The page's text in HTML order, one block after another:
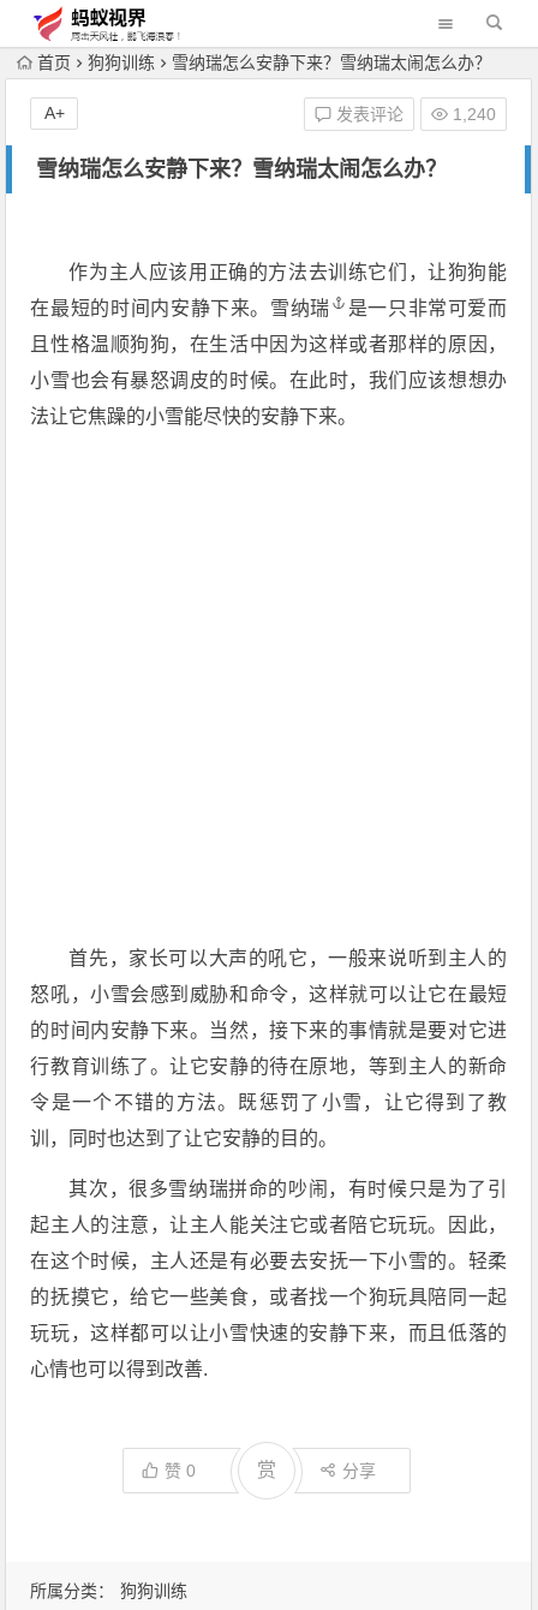
首页 狗狗训练 雪纳瑞怎么安静下来？雪纳瑞太闹怎么办？
雪纳瑞怎么安静下来？雪纳瑞太闹怎么办？
发表评论 1,240
A+
所属分类： 狗狗训练
作为主人应该用正确的方法去训练它们，让狗狗能
在最短的时间内安静下来。 雪纳瑞
是一只非常可爱而
且性格温顺狗狗，在生活中因为这样或者那样的原因，
小雪也会有暴怒调皮的时候。在此时，我们应该想想办
法让它焦躁的小雪能尽快的安静下来。
首先，家长可以大声的吼它，一般来说听到主人的
怒吼，小雪会感到威胁和命令，这样就可以让它在最短
的时间内安静下来。当然，接下来的事情就是要对它进
行教育训练了。让它安静的待在原地，等到主人的新命
令是一个不错的方法。既惩罚了小雪，让它得到了教
训，同时也达到了让它安静的目的。
其次，很多雪纳瑞拼命的吵闹，有时候只是为了引
起主人的注意，让主人能关注它或者陪它玩玩。因此，
在这个时候，主人还是有必要去安抚一下小雪的。轻柔
的抚摸它，给它一些美食，或者找一个狗玩具陪同一起
玩玩，这样都可以让小雪快速的安静下来，而且低落的
心情也可以得到改善.
赞0 赏 分享